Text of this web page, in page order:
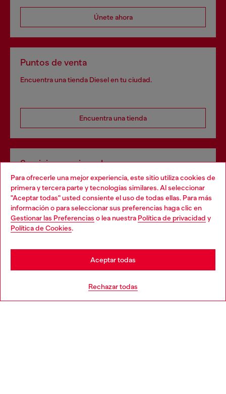
Para ofrecerle una mejor experiencia, este sitio utiliza cookies de
primera y tercera parte y tecnologías similares. Al seleccionar
"Aceptar todas" usted consiente el uso de todas ellas. Para más
información o para seleccionar sus preferencias haga clic en
Gestionar las Preferencias o lea nuestra Política de privacidad y
Política de Cookies.
Rechazar todas
Aceptar todas
Únete ahora
Puntos de venta
Encuentra una tienda Diesel en tu ciudad.
Encuentra una tienda
Servicios omnicanal
Descubre todos nuestros servicios, tanto en línea como
en la tienda.
Choose your location
You are currently browsing España website, but it seems you
may be based in United States